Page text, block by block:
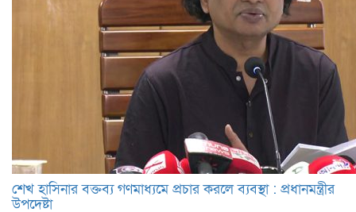
শেখ হাসিনার বক্তব্য গণমাধ্যমে প্রচার করলে ব্যবস্থা : প্রধানমন্ত্রীর
উপদেষ্টা